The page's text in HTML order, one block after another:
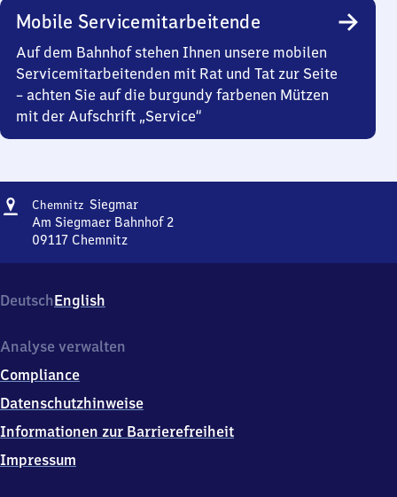
Mobile Servicemitarbeitende
Auf dem Bahnhof stehen Ihnen unsere mobilen
Servicemitarbeitenden mit Rat und Tat zur Seite
– achten Sie auf die burgundy farbenen Mützen
mit der Aufschrift „Service“
Adresse
Chemnitz SiegmarChemnitz-
Siegmar
Am Siegmaer Bahnhof 2
09117 Chemnitz
Am
Siegmaer
2,
9
1
7
Chemnitz
DeutschEnglish
Analyse verwalten
Compliance
Datenschutzhinweise
Informationen zur Barrierefreiheit
Impressum